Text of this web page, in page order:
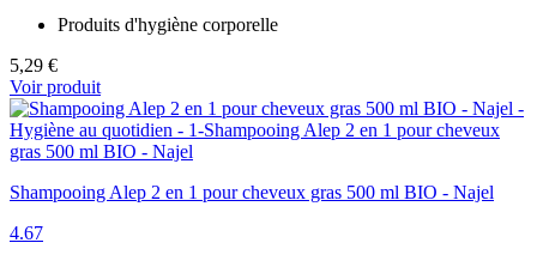
Produits d'hygiène corporelle
5,29 €
Voir produit
Shampooing Alep 2 en 1 pour cheveux gras 500 ml BIO - Najel
4.67